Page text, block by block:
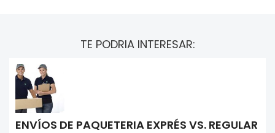
TE PODRIA INTERESAR:
ENVÍOS DE PAQUETERIA EXPRÉS VS. REGULAR